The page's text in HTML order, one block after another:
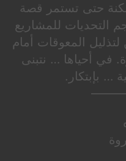
حتى تستمر قصة
التحديات للمشاريع
المعوقات أمام
في أحياها … نتبنى
… بإبتكار.